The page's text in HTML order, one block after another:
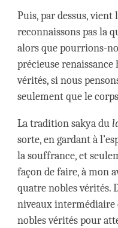
Puis, par dessus, vient
reconnaissons pas la
alors que pourrions-
précieuse
vérités, si nous
seulement que le
La tradition sakya du
sorte, en gardant à
la souffrance, et
façon de faire, à mon
quatre nobles vérités.
niveaux intermédiaire
nobles vérités pour